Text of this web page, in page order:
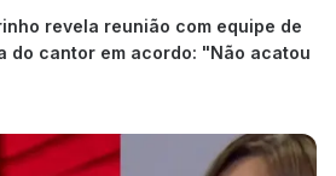
revela reunião com equipe de
do cantor em acordo: "Não acatou